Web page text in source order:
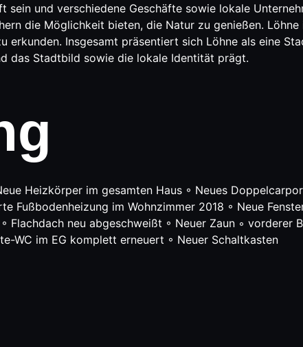
und verschiedene Geschäfte sowie lokale
die Möglichkeit bieten, die Natur zu genießen.
erkunden. Insgesamt präsentiert sich Löhne als eine
das Stadtbild sowie die lokale Identität prägt.
Heizkörper im gesamten Haus ◦ Neues
Fußbodenheizung im Wohnzimmer 2018 ◦ Neue
Flachdach neu abgeschweißt ◦ Neuer Zaun ◦
WC im EG komplett erneuert ◦ Neuer Schaltkasten